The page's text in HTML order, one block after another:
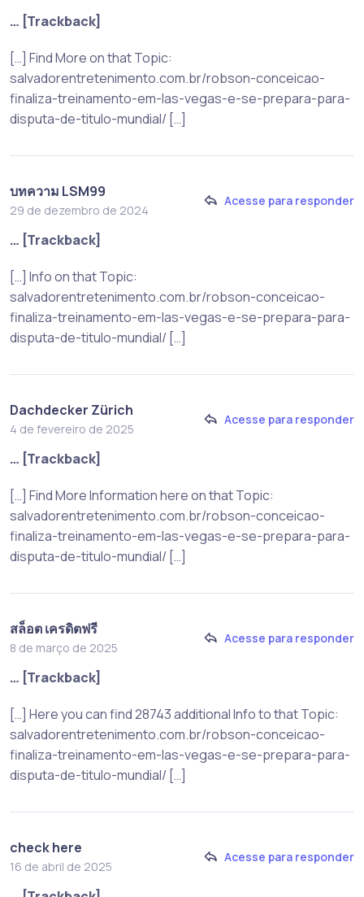
… [Trackback]
[…] Find More on that Topic:
salvadorentretenimento.com.br/robson-conceicao-
finaliza-treinamento-em-las-vegas-e-se-prepara-para-
disputa-de-titulo-mundial/ […]
บทความ LSM99
29 de dezembro de 2024
Acesse para responder
… [Trackback]
[…] Info on that Topic:
salvadorentretenimento.com.br/robson-conceicao-
finaliza-treinamento-em-las-vegas-e-se-prepara-para-
disputa-de-titulo-mundial/ […]
Dachdecker Zürich
4 de fevereiro de 2025
Acesse para responder
… [Trackback]
[…] Find More Information here on that Topic:
salvadorentretenimento.com.br/robson-conceicao-
finaliza-treinamento-em-las-vegas-e-se-prepara-para-
disputa-de-titulo-mundial/ […]
สล็อต เครดิตฟรี
8 de março de 2025
Acesse para responder
… [Trackback]
[…] Here you can find 28743 additional Info to that Topic:
salvadorentretenimento.com.br/robson-conceicao-
finaliza-treinamento-em-las-vegas-e-se-prepara-para-
disputa-de-titulo-mundial/ […]
check here
16 de abril de 2025
Acesse para responder